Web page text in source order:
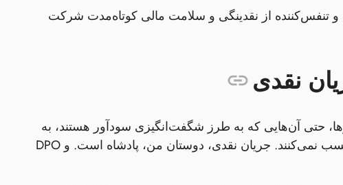
تنفس‌کننده از نقدینگی و سلامت مالی کوتاه‌مدت شرکت
حتی آن‌هایی که به طرز شگفت‌انگیزی سودآور هستند، به
دلیل کمبود نقدینگی دچار مشکل می‌شوند، نه به این دلیل که پولی کسب نمی‌کنند. جریان نقدی، دوستان من، پادشاه است. و DPO